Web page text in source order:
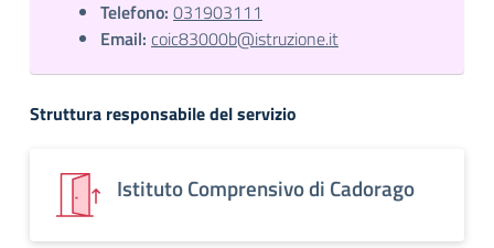
Telefono: 031903111
Email: coic83000b@istruzione.it
Struttura responsabile del servizio
Istituto Comprensivo di Cadorago